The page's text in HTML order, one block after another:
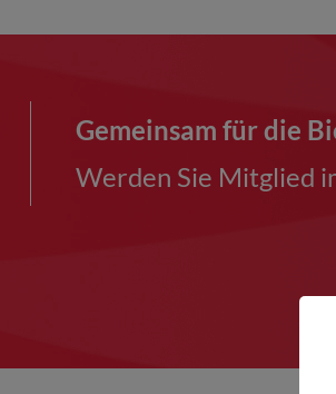
Gemeinsam für die
Werden Sie Mitglied